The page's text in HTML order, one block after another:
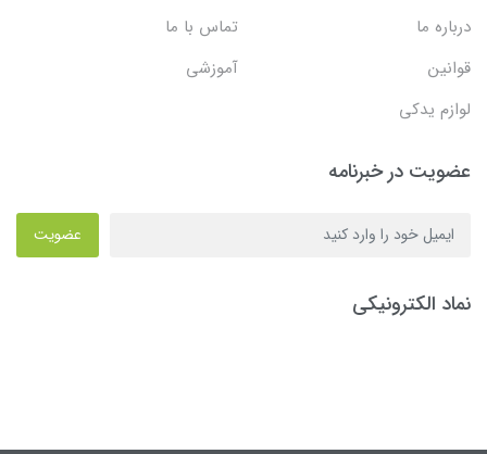
درباره ما
تماس با ما
قوانین
آموزشی
لوازم یدکی
عضویت در خبرنامه
عضویت
نماد الکترونیکی